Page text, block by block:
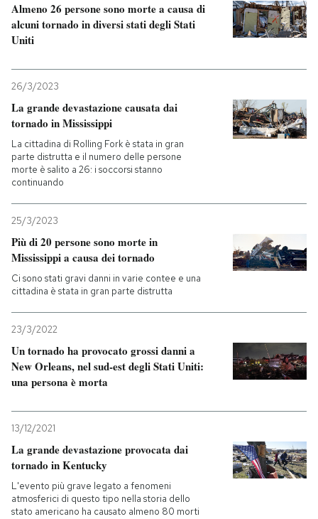
Almeno 26 persone sono morte a causa di
alcuni tornado in diversi stati degli Stati
Uniti
26/3/2023
La grande devastazione causata dai
tornado in Mississippi
La cittadina di Rolling Fork è stata in gran
parte distrutta e il numero delle persone
morte è salito a 26: i soccorsi stanno
continuando
25/3/2023
Più di 20 persone sono morte in
Mississippi a causa dei tornado
Ci sono stati gravi danni in varie contee e una
cittadina è stata in gran parte distrutta
23/3/2022
Un tornado ha provocato grossi danni a
New Orleans, nel sud-est degli Stati Uniti:
una persona è morta
13/12/2021
La grande devastazione provocata dai
tornado in Kentucky
L'evento più grave legato a fenomeni
atmosferici di questo tipo nella storia dello
stato americano ha causato almeno 80 morti